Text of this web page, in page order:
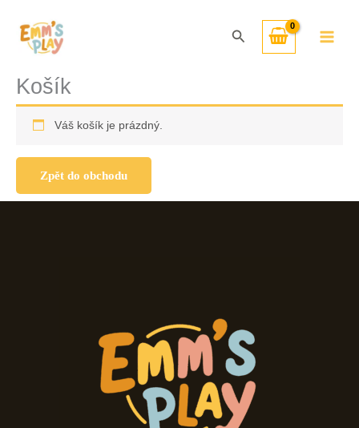
obsah
Hledat
Košík
Váš košík je prázdný.
Zpět do obchodu